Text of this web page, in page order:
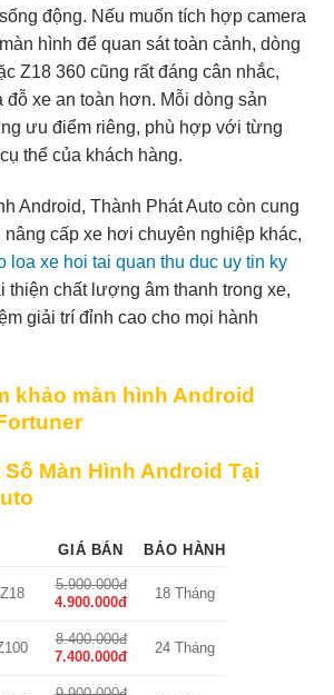
động. Nếu muốn tích hợp camera
hình để quan sát toàn cảnh, dòng
Z18 360 cũng rất đáng cân nhắc,
đỗ xe an toàn hơn. Mỗi dòng sản
ưu điểm riêng, phù hợp với từng
thể của khách hàng.
Android, Thành Phát Auto còn cung
cấp xe hơi chuyên nghiệp khác,
loa xe hoi tai quan thu duc uy tin ky
thiện chất lượng âm thanh trong xe,
giải trí đỉnh cao cho mọi hành
khảo màn hình Android
Màn Hình Android Tại
GIÁ BÁN BẢO HÀNH
5.900.000đ
4.900.000đ
18 Tháng
8.400.000đ
7.400.000đ
24 Tháng